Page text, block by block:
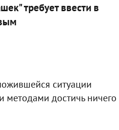
требует ввести в
ситуации
достичь ничего